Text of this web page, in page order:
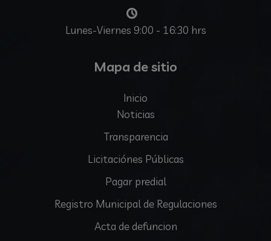
Lunes-Viernes 9:00 - 16:30 hrs
Mapa de sitio
Inicio
Noticias
Transparencia
Licitaciónes Públicas
Pagar predial
Registro Municipal de Regulaciones
Acta de defuncion